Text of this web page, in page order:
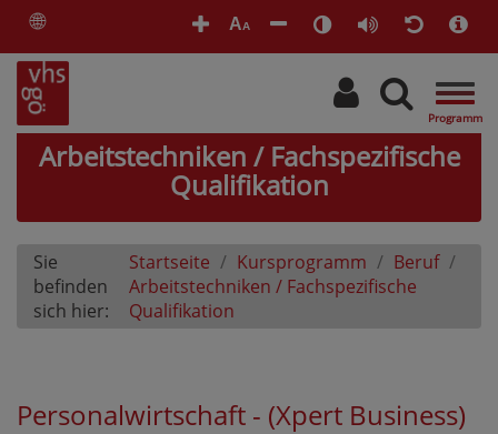
🌐 AA
Arbeitstechniken / Fachspezifische
Qualifikation
Sie
befinden
sich hier:
Startseite Kursprogramm
Beruf
Arbeitstechniken / Fachspezifische
Qualifikation
Personalwirtschaft - (Xpert Business)